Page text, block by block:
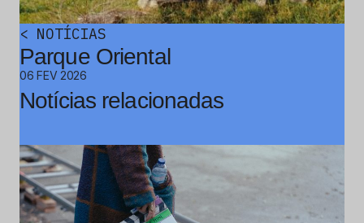
< NOTÍCIAS
Parque Oriental
06 FEV 2026
Notícias relacionadas